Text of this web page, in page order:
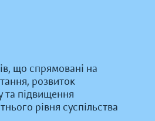
що спрямовані на
розвиток
та підвищення
рівня суспільства